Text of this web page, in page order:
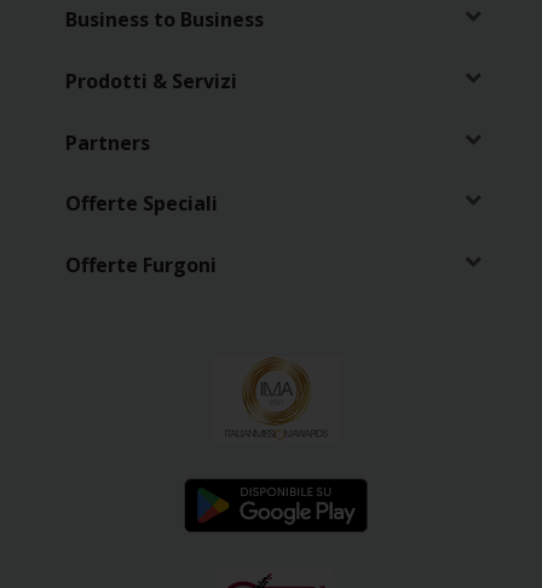
Business to Business
Prodotti & Servizi
Partners
Offerte Speciali
Offerte Furgoni